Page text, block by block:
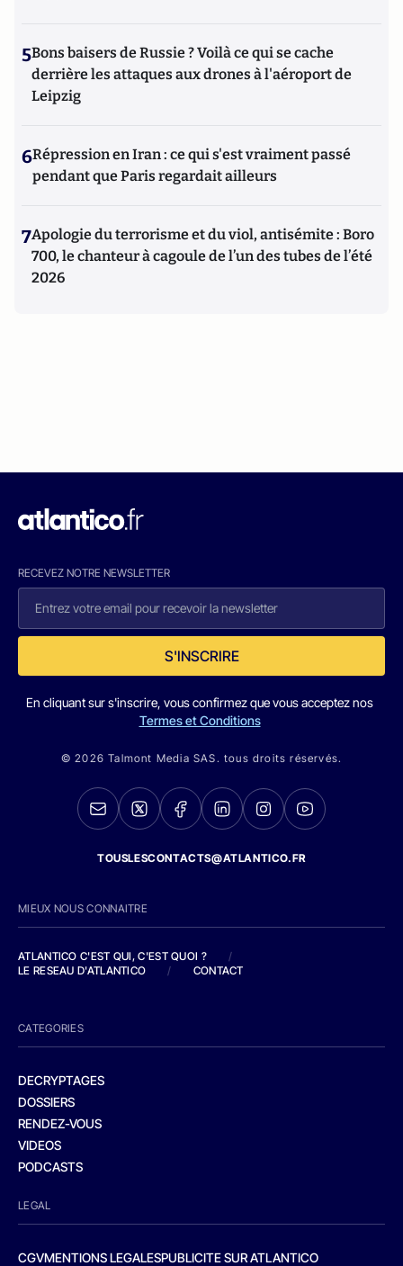
5Bons baisers de Russie ? Voilà ce qui se cache
derrière les attaques aux drones à l'aéroport de
Leipzig
6Répression en Iran : ce qui s'est vraiment passé
pendant que Paris regardait ailleurs
7Apologie du terrorisme et du viol, antisémite : Boro
700, le chanteur à cagoule de l’un des tubes de l’été
2026
RECEVEZ NOTRE NEWSLETTER
S'INSCRIRE
En cliquant sur s'inscrire, vous confirmez que vous acceptez nos
Termes et Conditions
© 2026 Talmont Media SAS. tous droits réservés.
TOUSLESCONTACTS@ATLANTICO.FR
MIEUX NOUS CONNAITRE
ATLANTICO C'EST QUI, C'EST QUOI ?
/
LE RESEAU D'ATLANTICO
/ CONTACT
CATEGORIES
DECRYPTAGES
DOSSIERS
RENDEZ-VOUS
VIDEOS
PODCASTS
LEGAL
CGVMENTIONS LEGALESPUBLICITE SUR ATLANTICO